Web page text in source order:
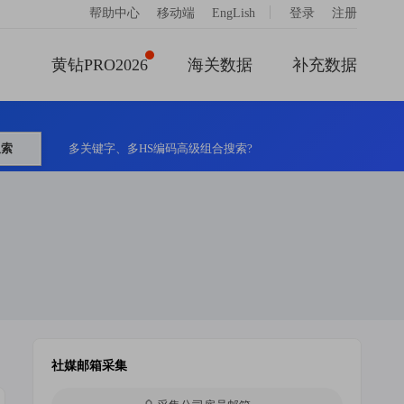
帮助中心 移动端 EngLish 登录 注册
黄钻PRO2026 海关数据 补充数据
多关键字、多HS编码高级组合搜索?
社媒邮箱采集